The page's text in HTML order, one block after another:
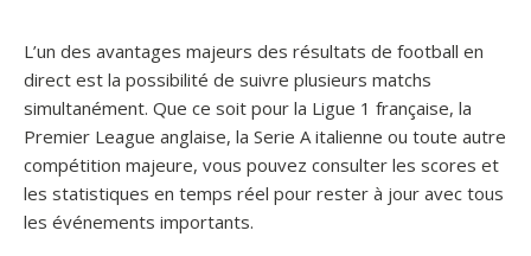
L’un des avantages majeurs des résultats de football en
direct est la possibilité de suivre plusieurs matchs
simultanément. Que ce soit pour la Ligue 1 française, la
Premier League anglaise, la Serie A italienne ou toute autre
compétition majeure, vous pouvez consulter les scores et
les statistiques en temps réel pour rester à jour avec tous
les événements importants.